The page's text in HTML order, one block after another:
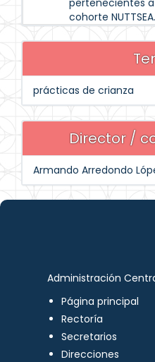
pertenecientes
cohorte NUTTSEA.
prácticas de crianza
Director /
Armando Arredondo
Administración
Página principal
Rectoría
Secretarios
Direcciones